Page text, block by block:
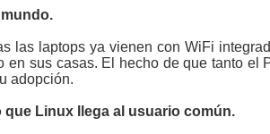
las laptops ya vienen con WiFi
en sus casas. El hecho de que tanto el
adopción.
que Linux llega al usuario común.